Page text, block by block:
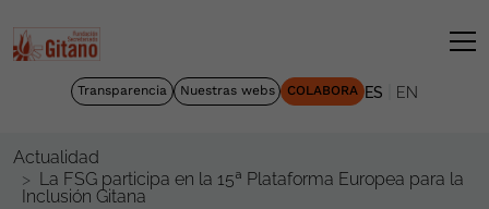
Transparencia Nuestras webs COLABORA ES EN
Actualidad
La FSG participa en la 15ª Plataforma Europea para la
Inclusión Gitana